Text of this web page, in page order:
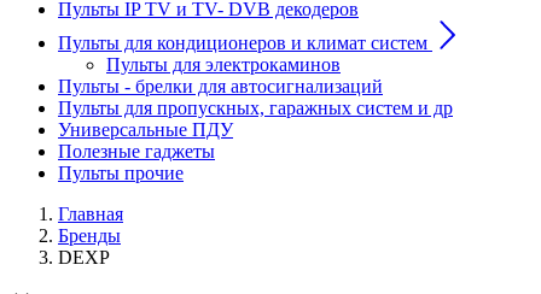
Пульты IP TV и TV- DVB декодеров
Пульты для кондиционеров и климат систем
Пульты для электрокаминов
Пульты - брелки для автосигнализаций
Пульты для пропускных, гаражных систем и др
Универсальные ПДУ
Полезные гаджеты
Пульты прочие
Главная
Бренды
DEXP